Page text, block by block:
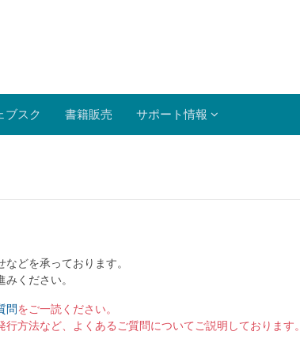
ブスク 書籍販売 サポート情報
どを承っております。
ください。
問をご一読ください。
方法など、よくあるご質問についてご説明しております。